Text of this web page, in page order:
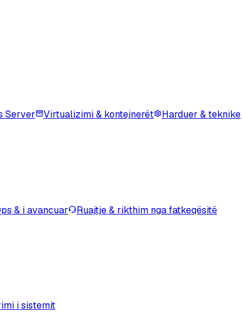
Server Virtualizimi & kontejnerët
Harduer & teknike
& i avancuar
Ruajtje & rikthim nga fatkeqësitë
i sistemit